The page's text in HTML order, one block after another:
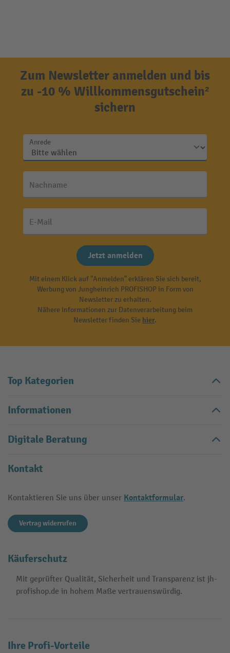
Zum Newsletter anmelden und bis
zu -10 % Willkommensgutschein²
sichern
Anrede
Nachname
E-Mail
Jetzt anmelden
Mit einem Klick auf "Anmelden" erklären Sie sich bereit,
Werbung von Jungheinrich PROFISHOP in Form von
Newsletter zu erhalten.
Nähere Informationen zur Datenverarbeitung beim
Newsletter finden Sie hier.
Top Kategorien
Informationen
Digitale Beratung
Kontakt
Kontaktieren Sie uns über unser Kontaktformular.
Vertrag widerrufen
Käuferschutz
Mit geprüfter Qualität, Sicherheit und Transparenz ist jh-
profishop.de in hohem Maße vertrauenswürdig.
Ihre Profi-Vorteile